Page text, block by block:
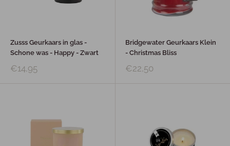
Zusss Geurkaars in glas -
Schone was - Happy - Zwart
€14,95
Bridgewater Geurkaars Klein
- Christmas Bliss
€22,50